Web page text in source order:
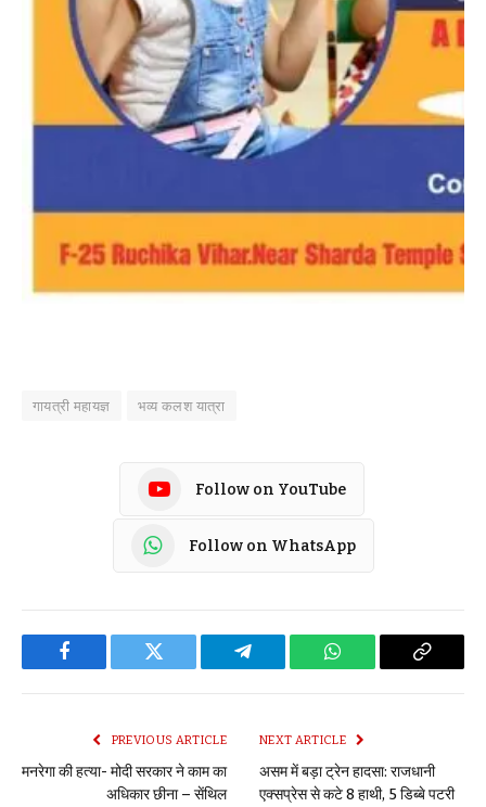
गायत्री महायज्ञ भव्य कलश यात्रा
Follow on YouTube
Follow on WhatsApp
Facebook Twitter Telegram WhatsApp Copy
PREVIOUS ARTICLE
मनरेगा की हत्या- मोदी सरकार ने काम का
अधिकार छीना – सेंथिल
NEXT ARTICLE
असम में बड़ा ट्रेन हादसा: राजधानी
एक्सप्रेस से कटे 8 हाथी, 5 डिब्बे पटरी